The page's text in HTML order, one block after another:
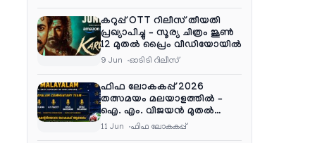
കറുപ്പ് OTT റിലീസ് തീയതി
പ്രഖ്യാപിച്ചു – സൂര്യ ചിത്രം ജൂൺ
12 മുതൽ പ്രൈം വീഡിയോയിൽ
9 Jun ഓടിടി റിലീസ്
ഫിഫ ലോകകപ്പ് 2026
തത്സമയം മലയാളത്തിൽ –
ഐ. എം. വിജയൻ മുതൽ
ഷൈജു ദാമോദരൻ വരെ
11 Jun ഫിഫ ലോകകപ്പ്